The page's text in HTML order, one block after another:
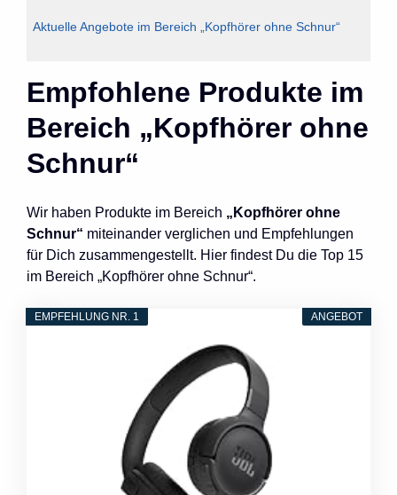
Aktuelle Angebote im Bereich „Kopfhörer ohne Schnur“
Empfohlene Produkte im
Bereich „Kopfhörer ohne
Schnur“
Wir haben Produkte im Bereich „Kopfhörer ohne
Schnur“ miteinander verglichen und Empfehlungen
für Dich zusammengestellt. Hier findest Du die Top 15
im Bereich „Kopfhörer ohne Schnur“.
ANGEBOT
EMPFEHLUNG NR. 1